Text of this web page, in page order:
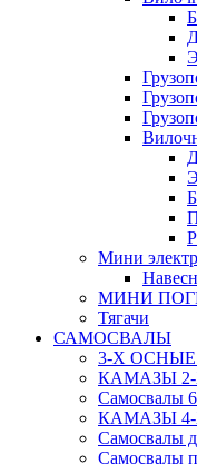
Мини
МИНИ
Тягачи
САМОСВАЛЫ
3-Х
КАМАЗЫ
Самосвалы
КАМАЗЫ
Самосвалы
Самосвалы